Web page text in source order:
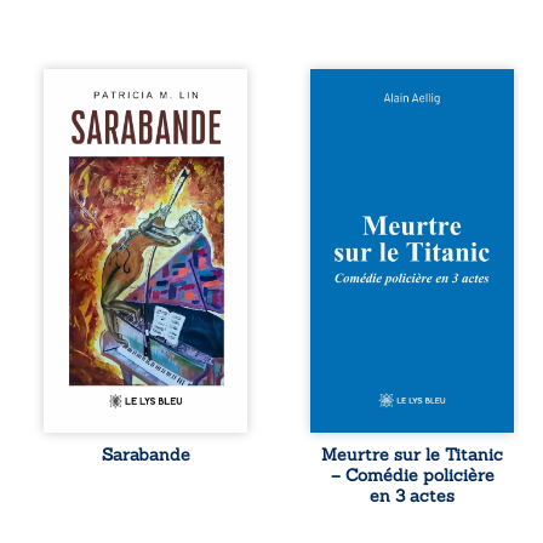
Aux chants
crépitants de l’été,
Sous le silence
ouaté de la neige
en hiver, Au cours
de nuits pâles,
Dans la clarté
bienveillante de la
lune, Rêves,
pensées, révoltes
et espoirs… Des
mots s’assemblent,
colorés, rebelles
aux règles de la
poésie, mais
chantant en
forment une
sarabande,
Sarabande
Et si le naufrage
en 1912, un
meurtre est
commis. Le drame
disparaît avec le
tard, la
l’épave fait
resurgir un secret
que l’on croyait
perdu. Dans un
Meurtre sur le Titanic
– Comédie policière
en 3 actes